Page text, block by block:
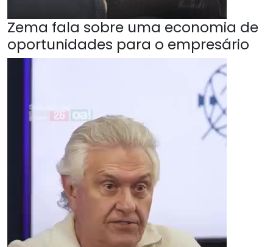
Zema fala sobre uma economia de
oportunidades para o empresário